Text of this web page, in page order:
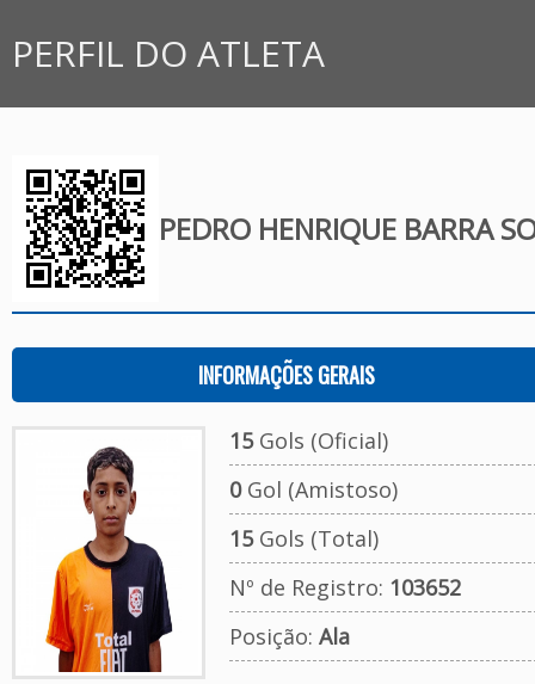
PERFIL DO ATLETA
PEDRO HENRIQUE BARRA
INFORMAÇÕES GERAIS
15Gols (Oficial)
0Gol (Amistoso)
15Gols (Total)
Nº de Registro: 103652
Posição: Ala